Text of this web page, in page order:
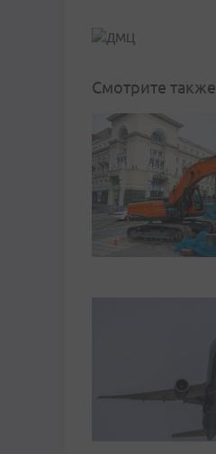
Смотрите также